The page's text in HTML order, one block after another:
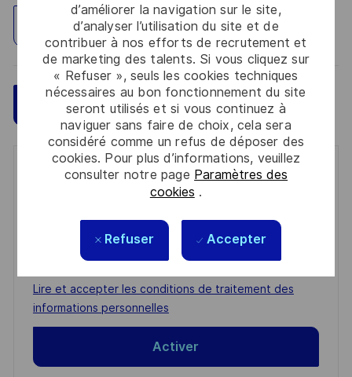
d’améliorer la navigation sur le site,
d’analyser l’utilisation du site et de
contribuer à nos efforts de recrutement et
de marketing des talents. Si vous cliquez sur
« Refuser », seuls les cookies techniques
nécessaires au bon fonctionnement du site
seront utilisés et si vous continuez à
naviguer sans faire de choix, cela sera
considéré comme un refus de déposer des
cookies. Pour plus d’informations, veuillez
consulter notre page Paramètres des
cookies .
Refuser Accepter
Explorez un site
Postulez maintenant Sauvegarder
Get notified for similar jobs
address
(Required)
Required
Lire et accepter les conditions de traitement des
informations personnelles
Activer